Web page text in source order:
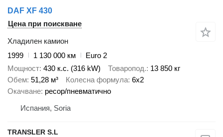
DAF XF 430
Цена при поискване
Хладилен камион
1999
1 130 000 км
Euro 2
Мощност 430 к.с. (316 kW) Товаропод. 13 850 кг
Обем 51,28 м³ Колесна формула 6x2
Окачване ресор/пневматично
Испания, Soria
TRANSLER S.L